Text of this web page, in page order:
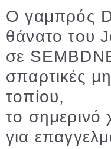
Ο γαμπρός
θάνατο του
σε
σπαρτικές
τοπίου,
το σημερινό
για